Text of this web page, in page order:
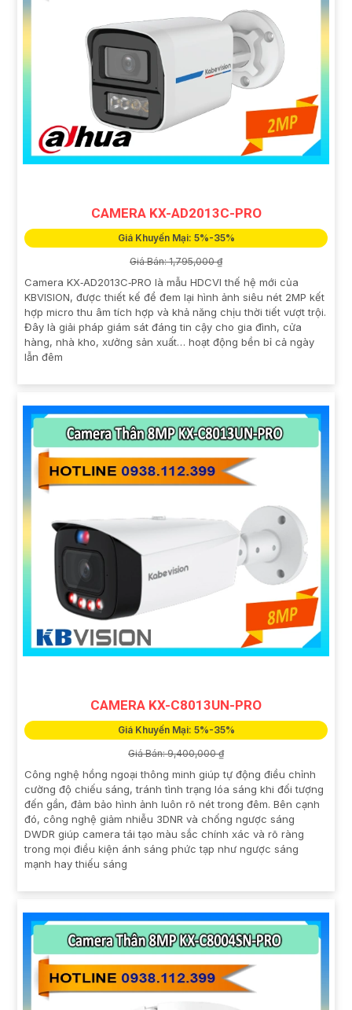
CAMERA KX-AD2013C-PRO
Giá Khuyến Mại: 5%-35%
Giá Bán: 1,795,000 ₫
Camera KX‑AD2013C‑PRO là mẫu HDCVI thế hệ mới của
KBVISION, được thiết kế để đem lại hình ảnh siêu nét 2MP kết
hợp micro thu âm tích hợp và khả năng chịu thời tiết vượt trội.
Đây là giải pháp giám sát đáng tin cậy cho gia đình, cửa
hàng, nhà kho, xưởng sản xuất… hoạt động bền bỉ cả ngày
lẫn đêm
CAMERA KX-C8013UN-PRO
Giá Khuyến Mại: 5%-35%
Giá Bán: 9,400,000 ₫
Công nghệ hồng ngoại thông minh giúp tự động điều chỉnh
cường độ chiếu sáng, tránh tình trạng lóa sáng khi đối tượng
đến gần, đảm bảo hình ảnh luôn rõ nét trong đêm. Bên cạnh
đó, công nghệ giảm nhiễu 3DNR và chống ngược sáng
DWDR giúp camera tái tạo màu sắc chính xác và rõ ràng
trong mọi điều kiện ánh sáng phức tạp như ngược sáng
mạnh hay thiếu sáng